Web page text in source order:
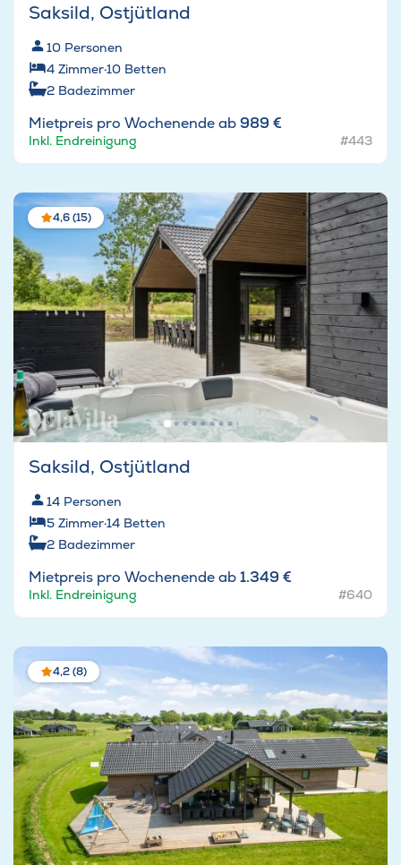
Saksild, Ostjütland
10 Personen
4 Zimmer·10 Betten
2 Badezimmer
Mietpreis pro Wochenende ab989 €
Inkl. Endreinigung #443
4,6 (15)
Saksild, Ostjütland
14 Personen
5 Zimmer·14 Betten
2 Badezimmer
Mietpreis pro Wochenende ab1.349 €
Inkl. Endreinigung #640
4,2 (8)